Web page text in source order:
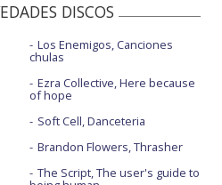
DISCOS
Los Enemigos, Canciones
chulas
Ezra Collective, Here because
of hope
Soft Cell, Danceteria
Brandon Flowers, Thrasher
The Script, The user's guide to